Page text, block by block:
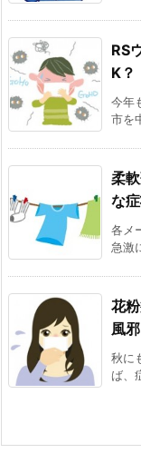
RS
K？
今年
市を
柔
な
各メ
急激
花
風
秋に
ば、